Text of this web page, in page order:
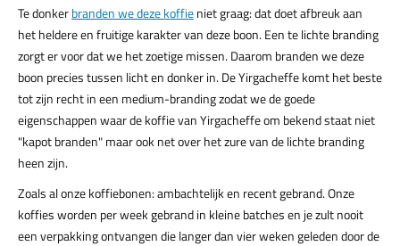
Te donkerbranden we deze koffieniet graag: dat doet afbreuk aan
het heldere en fruitige karakter van deze boon. Een te lichte branding
zorgt er voor dat we het zoetige missen. Daarom branden we deze
boon precies tussen licht en donker in. De Yirgacheffe komt het beste
tot zijn recht in een medium-branding zodat we de goede
eigenschappen waar de koffie van Yirgacheffe om bekend staat niet
"kapot branden" maar ook net over het zure van de lichte branding
heen zijn.
Zoals al onze koffiebonen: ambachtelijk en recent gebrand. Onze
koffies worden per week gebrand in kleine batches en je zult nooit
een verpakking ontvangen die langer dan vier weken geleden door de